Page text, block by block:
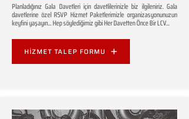
Planladığınız Gala Davetleri için davetlilerinizle biz ilgileniriz. Gala
davetlerine özel RSVP Hizmet Paketlerimizle organizasyonunuzun
keyfini yaşayın... Hep söylediğimiz gibi Her Davetten Önce Bir LCV...
HİZMET TALEP FORMU